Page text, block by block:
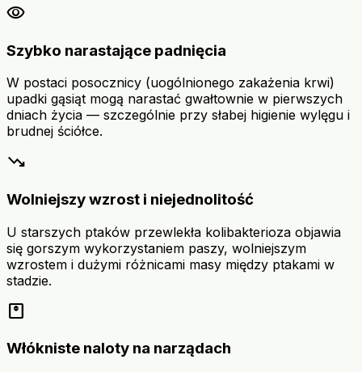
visibility
Szybko narastające padnięcia
W postaci posocznicy (uogólnionego zakażenia krwi)
upadki gąsiąt mogą narastać gwałtownie w pierwszych
dniach życia — szczególnie przy słabej higienie wylęgu i
brudnej ściółce.
trending_down
Wolniejszy wzrost i niejednolitość
U starszych ptaków przewlekła kolibakterioza objawia
się gorszym wykorzystaniem paszy, wolniejszym
wzrostem i dużymi różnicami masy między ptakami w
stadzie.
monitor_weight
Włókniste naloty na narządach